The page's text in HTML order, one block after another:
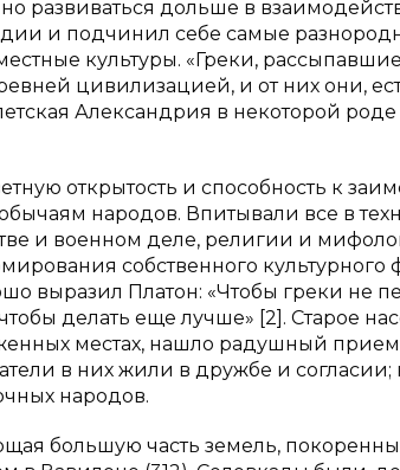
развиваться дольше в
и подчинил себе самые
культуры. «Греки,
цивилизацией, и от них они,
Александрия в некоторой
открытость и способность к
народов. Впитывали все в
и военном деле, религии и
собственного культурного
выразил Платон: «Чтобы греки не
чтобы делать еще лучше» [2]. Старое
местах, нашло радушный прием
в них жили в дружбе и
народов.
большую часть земель,